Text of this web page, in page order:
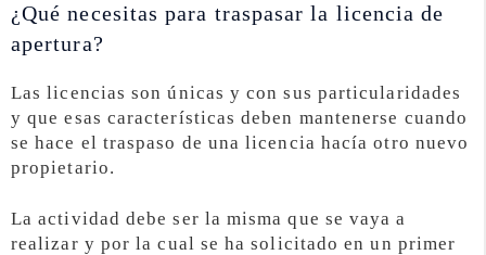
¿Qué necesitas para traspasar la licencia de
apertura?
Las licencias son únicas y con sus particularidades
y que esas características deben mantenerse cuando
se hace el traspaso de una licencia hacía otro nuevo
propietario.
La actividad debe ser la misma que se vaya a
realizar y por la cual se ha solicitado en un primer